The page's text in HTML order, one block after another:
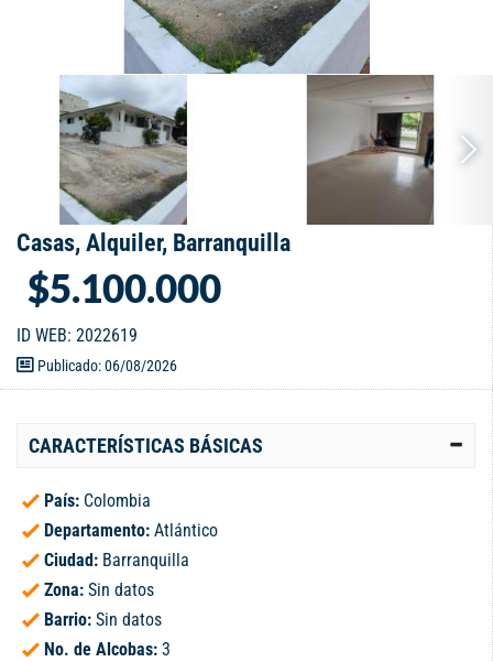
Casas, Alquiler, Barranquilla
$5.100.000
ID WEB: 2022619
Publicado: 06/08/2026
CARACTERÍSTICAS BÁSICAS
País: Colombia
Departamento: Atlántico
Ciudad: Barranquilla
Zona: Sin datos
Barrio: Sin datos
No. de Alcobas: 3